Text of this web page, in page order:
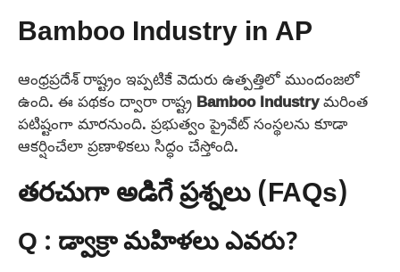
Bamboo Industry in AP
ఆంధ్రప్రదేశ్ రాష్ట్రం ఇప్పటికే వెదురు ఉత్పత్తిలో ముందంజలో
ఉంది. ఈ పథకం ద్వారా రాష్ట్రBamboo Industryమరింత
పటిష్టంగా మారనుంది. ప్రభుత్వం ప్రైవేట్ సంస్థలను కూడా
ఆకర్షించేలా ప్రణాళికలు సిద్ధం చేస్తోంది.
తరచుగా అడిగే ప్రశ్నలు (FAQs)
Q : డ్వాక్రా మహిళలు ఎవరు?